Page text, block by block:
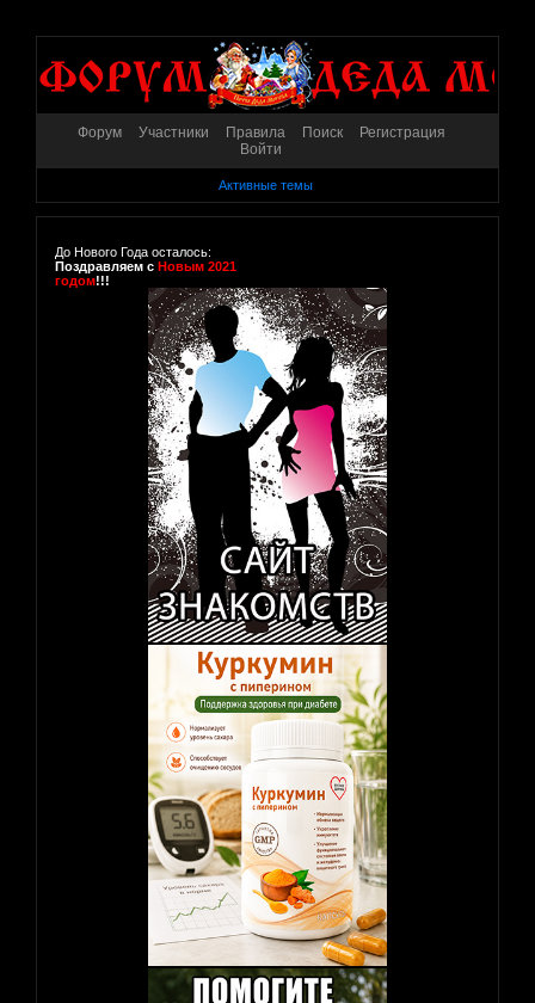
Форум Участники Правила Поиск
Регистрация
Войти
Активные темы
До Нового Года осталось:
Поздравляем с Новым 2021
годом!!!